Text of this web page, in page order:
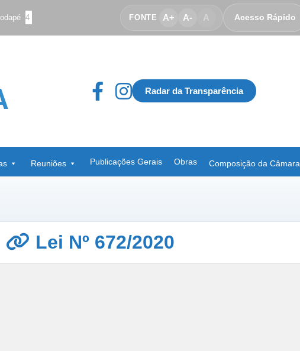
4 FONTE A+ A- A Acesso Rápido
Radar da Transparência
Reuniões Publicações Gerais Obras Composição da Câmara
Lei Nº 672/2020